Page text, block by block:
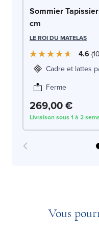
Sommier
cm
LE ROI DU MATELAS
4.6 10
Cadre et lattes
Ferme
269,00 €
Livraison sous 1 à 2
Vous